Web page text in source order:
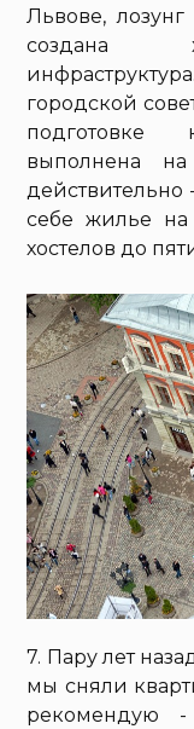
Львове,
создана
городской
подготовке
выполнена
действительно
себе жилье на
хостелов до
7. Пару лет
мы сняли
рекомендую